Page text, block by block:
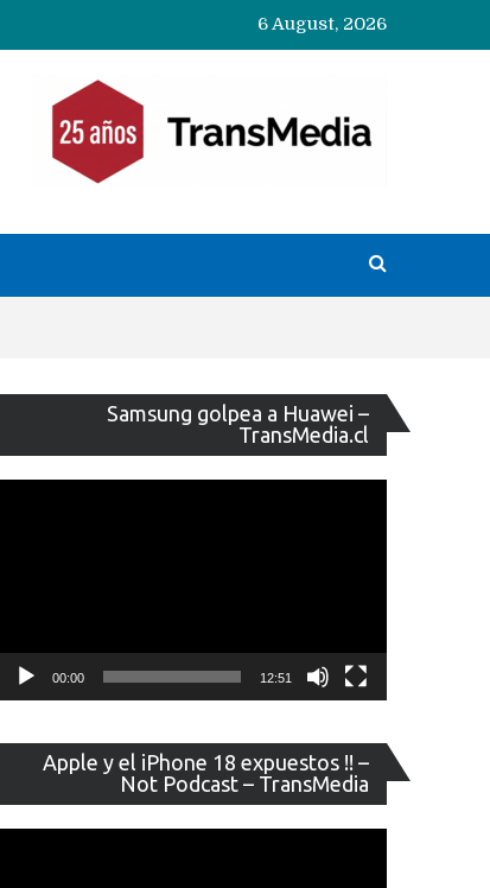
6 August, 2026
Samsung golpea a Huawei –
TransMedia.cl
de
vídeo
00:00 12:51
Apple y el iPhone 18 expuestos !! –
Not Podcast – TransMedia
de
vídeo